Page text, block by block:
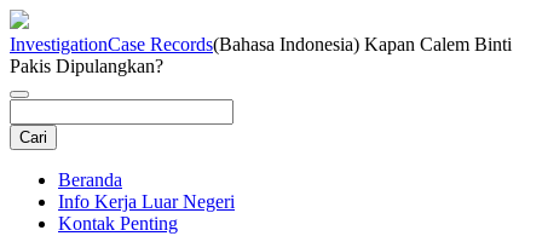
InvestigationCase Records(Bahasa Indonesia) Kapan Calem Binti
Pakis Dipulangkan?
Beranda
Info Kerja Luar Negeri
Kontak Penting